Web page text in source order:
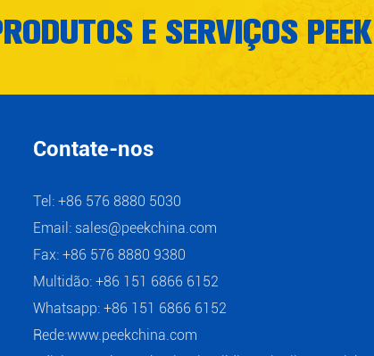
E SERVIÇOS PEEK
Contate-nos
Tel: +86 576 8880 5030
Email: sales@peekchina.com
Fax: +86 576 8880 9380
Multidão: +86 151 6866 6152
Whatsapp:+86 151 6866 6152
Rede:www.peekchina.com